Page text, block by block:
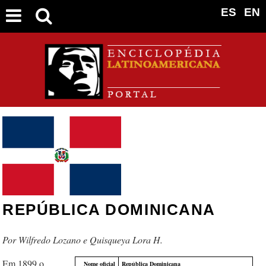
EN
ES
REPÚBLICA DOMINICANA
Wilfredo Lozano e Quisqueya Lora H.
Nome oficial República Dominicana
Em 1899 o